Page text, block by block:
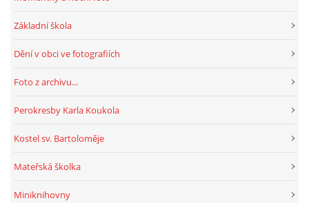
Základní škola
Dění v obci ve fotografiích
Foto z archivu...
Perokresby Karla Koukola
Kostel sv. Bartoloměje
Mateřská školka
Miniknihovny